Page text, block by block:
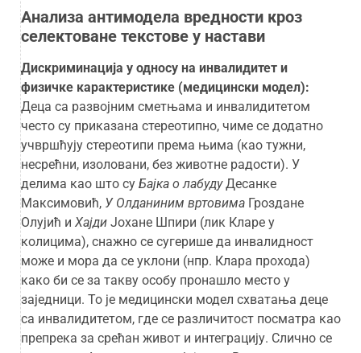
Анализа антимодела вредности кроз
селектоване текстове у настави
Дискриминација у односу на инвалидитет и
физичке карактеристике (медицински модел):
Деца са развојним сметњама и инвалидитетом
често су приказана стереотипно, чиме се додатно
учвршћују стереотипи према њима (као тужни,
несрећни, изоловани, без животне радости). У
делима као што су Бајка о лабудуДесанке
Максимовић, У Олданиним вртовима Гроздане
Олујић и Хајди Јохане Шпири (лик Кларе у
колицима), снажно се сугерише да инвалидност
може и мора да се уклони (нпр. Клара прохода)
како би се за такву особу пронашло место у
заједници. То је медицински модел схватања деце
са инвалидитетом, где се различитост посматра као
препрека за срећан живот и интеграцију. Слично се